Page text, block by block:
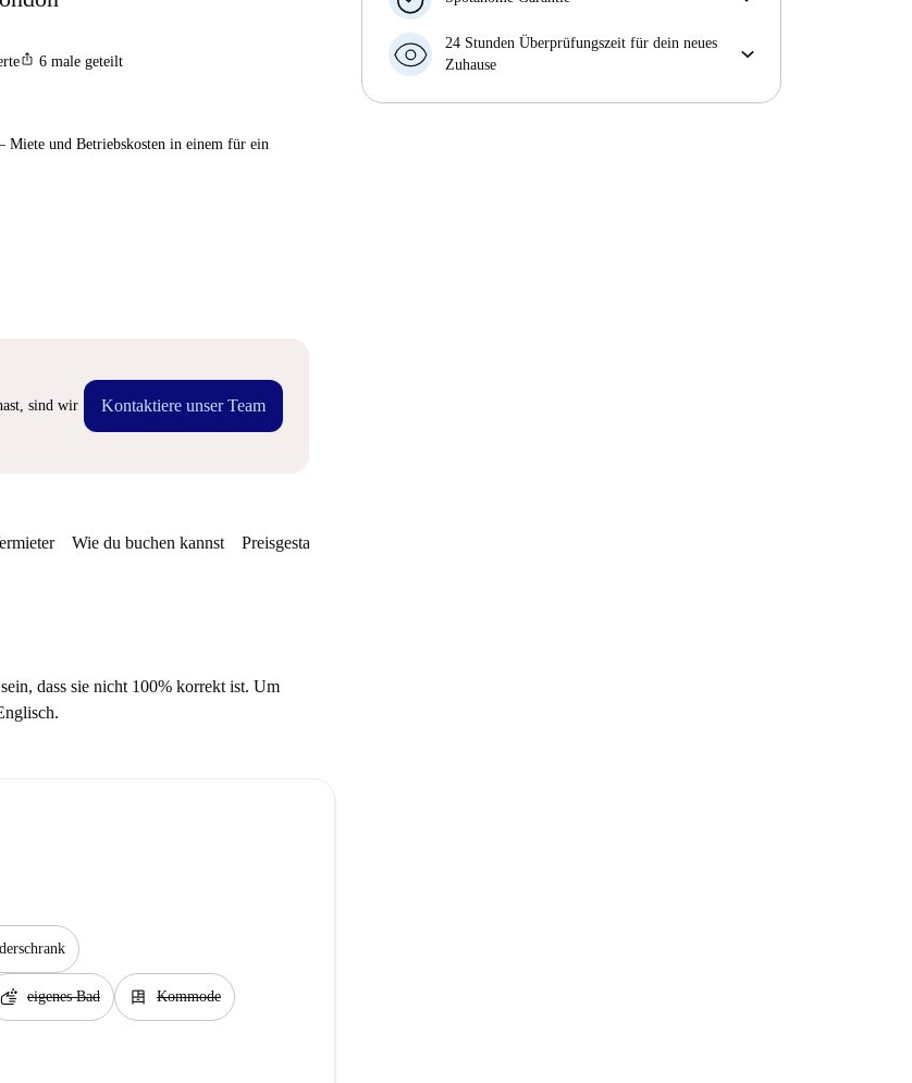
ios_share 6 male geteilt
Miete und Betriebskosten in einem für ein
sind wir
Kontaktiere unser Team
Falls der Vermieter deine Buchung kurzfristig
storniert, werden wir dir entweder A) ein Hotel
finden oder B) den gezahlten Betrag vollständig
24 Stunden Überprüfungszeit für dein neues
Zuhause
Wie du buchen kannst Preisgestaltung
dass sie nicht 100% korrekt ist. Um
soap eigenes Bad dresser Kommode